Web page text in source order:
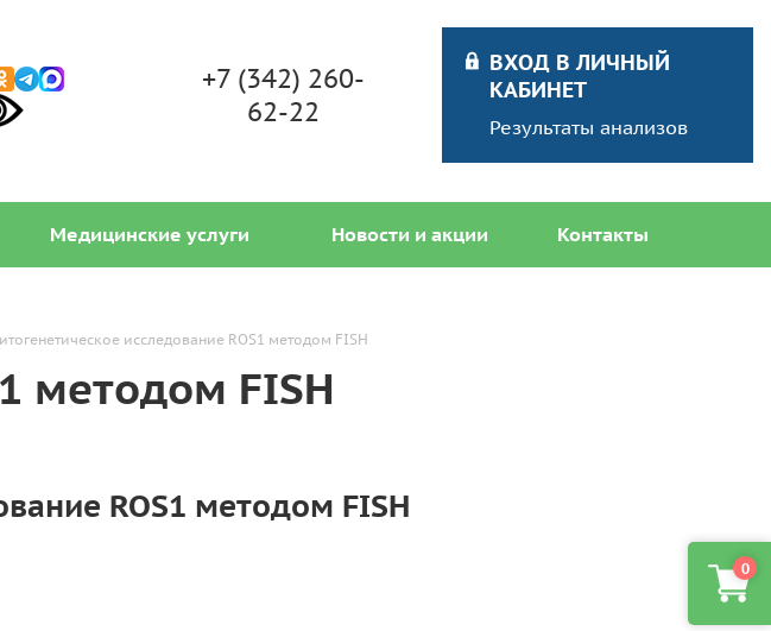
+7 (342) 260-
62-22
ВХОД В ЛИЧНЫЙ
КАБИНЕТ
Результаты анализов
Медицинские услуги Новости и акции Контакты
0
исследование ROS1 методом FISH
методом FISH
ROS1 методом FISH